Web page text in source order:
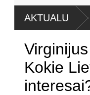
AKTUALU
Kokie